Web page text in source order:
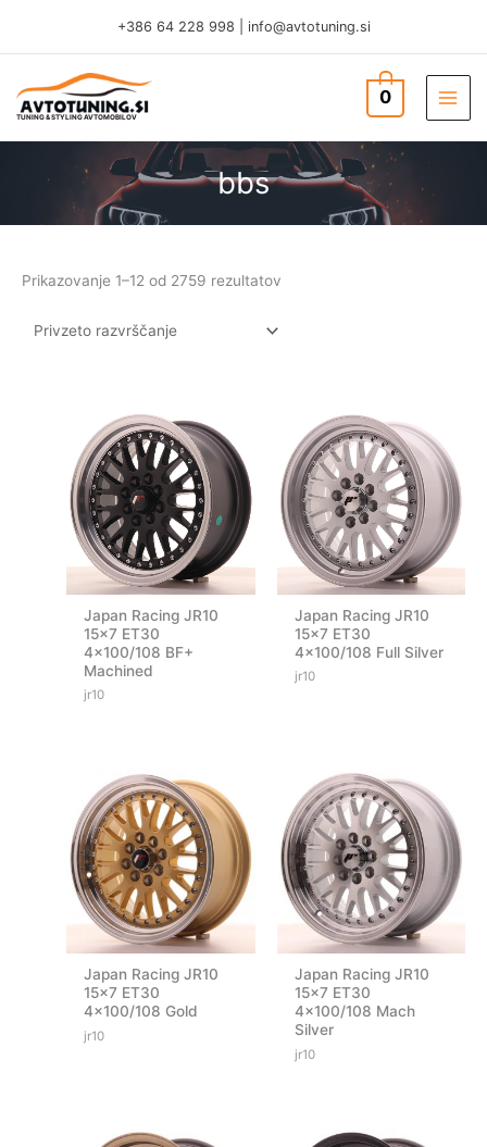
content
+386 64 228 998 info@avtotuning.si
TUNING & STYLING AVTOMOBILOV
0
bbs
Prikazovanje 1–12 od 2759 rezultatov
Japan Racing JR10
15×7 ET30
4×100/108 BF+
Machined
jr10
Japan Racing JR10
15×7 ET30
4×100/108 Full Silver
jr10
Japan Racing JR10
15×7 ET30
4×100/108 Gold
jr10
Japan Racing JR10
15×7 ET30
4×100/108 Mach
Silver
jr10